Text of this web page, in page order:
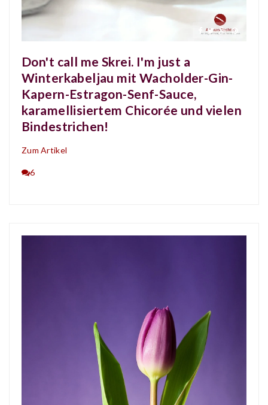
Don't call me Skrei. I'm just a
Winterkabeljau mit Wacholder-Gin-
Kapern-Estragon-Senf-Sauce,
karamellisiertem Chicorée und vielen
Bindestrichen!
Zum Artikel
6